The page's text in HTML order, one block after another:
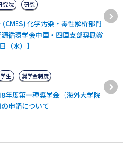
化学汚染・毒性解析部門
循環学会中国・四国支部奨励賞
（水）】
究院 研究
8年度第一種奨学金（海外大学院
申請について
学生 奨学金制度